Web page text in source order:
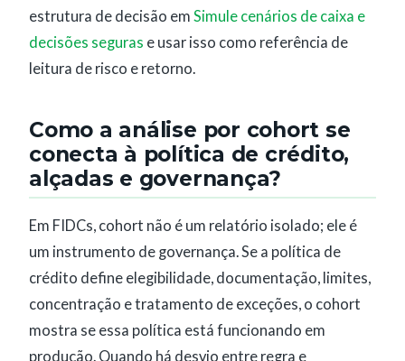
estrutura de decisão em Simule cenários de caixa e
decisões seguras e usar isso como referência de
leitura de risco e retorno.
Como a análise por cohort se
conecta à política de crédito,
alçadas e governança?
Em FIDCs, cohort não é um relatório isolado; ele é
um instrumento de governança. Se a política de
crédito define elegibilidade, documentação, limites,
concentração e tratamento de exceções, o cohort
mostra se essa política está funcionando em
produção. Quando há desvio entre regra e